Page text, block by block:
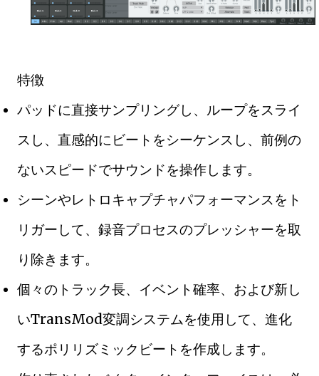
特徴
パッドに直接サンプリングし、ループをスライ
スし、直感的にビートをシーケンスし、前例の
ないスピードでサウンドを操作します。
シーンやレトロキャプチャパフォーマンスをト
リガーして、録音プロセスのプレッシャーを取
り除きます。
個々のトラック長、イベント確率、および新し
いTransMod変調システムを使用して、進化
するポリリズミックビートを作成します。